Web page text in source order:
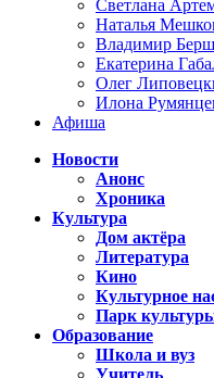
Светлана
Наталья
Владимир
Екатерина
Олег
Илона
Афиша
Новости
Анонс
Хроника
Культура
Дом актёра
Литература
Кино
Культурное
Парк
Образование
Школа и вуз